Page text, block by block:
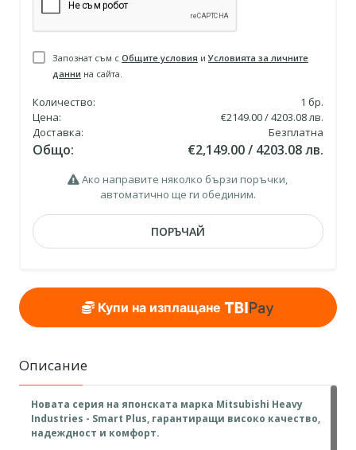
Запознат съм с Общите условия иУсловията за личните
данни на сайта.
Количество: 1 бр.
Цена:
€2149.00 / 4203.08 лв.
Доставка:
Безплатна
Общо: €2,149.00 / 4203.08 лв.
Ако направите няколко бързи поръчки,
автоматично ще ги обединим.
ПОРЪЧАЙ
Купи на изплащане
Описание
Новата серия на японската марка Mitsubishi Heavy
Industries - Smart Plus, гарантиращи високо качество,
надеждност и комфорт.